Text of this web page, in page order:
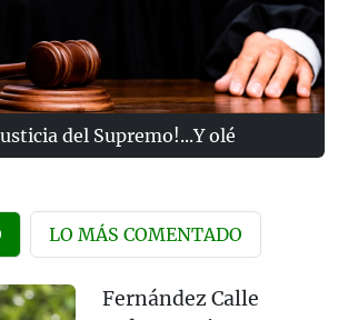
del Supremo!...Y olé
LO MÁS COMENTADO
Fernández Calle